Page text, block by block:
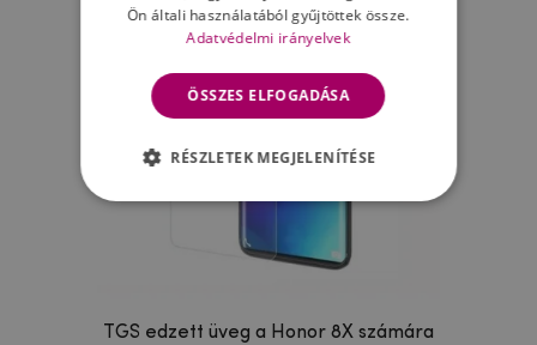
TGS edzett üveg a Honor 8X számára
Ön általi használatából gyűjtöttek össze.
Adatvédelmi irányelvek
ÖSSZES ELFOGADÁSA
RÉSZLETEK MEGJELENÍTÉSE